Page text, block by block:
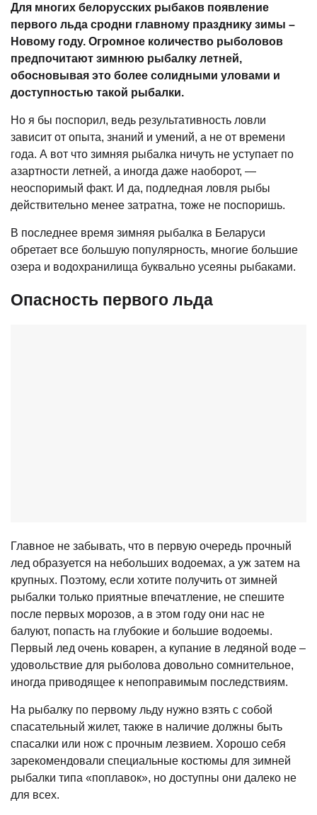
Для многих белорусских рыбаков появление
первого льда сродни главному празднику зимы –
Новому году. Огромное количество рыболовов
предпочитают зимнюю рыбалку летней,
обосновывая это более солидными уловами и
доступностью такой рыбалки.
Но я бы поспорил, ведь результативность ловли
зависит от опыта, знаний и умений, а не от времени
года. А вот что зимняя рыбалка ничуть не уступает по
азартности летней, а иногда даже наоборот, —
неоспоримый факт. И да, подледная ловля рыбы
действительно менее затратна, тоже не поспоришь.
В последнее время зимняя рыбалка в Беларуси
обретает все большую популярность, многие большие
озера и водохранилища буквально усеяны рыбаками.
Опасность первого льда
Главное не забывать, что в первую очередь прочный
лед образуется на небольших водоемах, а уж затем на
крупных. Поэтому, если хотите получить от зимней
рыбалки только приятные впечатление, не спешите
после первых морозов, а в этом году они нас не
балуют, попасть на глубокие и большие водоемы.
Первый лед очень коварен, а купание в ледяной воде –
удовольствие для рыболова довольно сомнительное,
иногда приводящее к непоправимым последствиям.
На рыбалку по первому льду нужно взять с собой
спасательный жилет, также в наличие должны быть
спасалки или нож с прочным лезвием. Хорошо себя
зарекомендовали специальные костюмы для зимней
рыбалки типа «поплавок», но доступны они далеко не
для всех.